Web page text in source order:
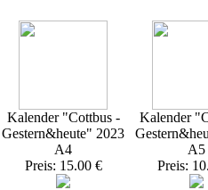
Kalender "Cottbus -
Gestern&heute" 2023
A4
Preis: 15.00 €
Kalender
A5
Preis: